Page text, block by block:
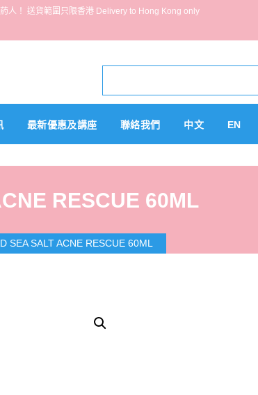
人！ 送貨範圍只限香港 Delivery to Hong Kong only
最新優惠及講座 聯絡我們 中文 EN
RESCUE 60ML
SEA SALT ACNE RESCUE 60ML